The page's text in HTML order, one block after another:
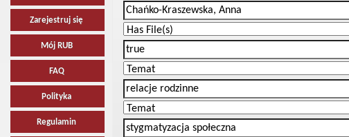
Zarejestruj się
Mój RUB
FAQ
Polityka
Regulamin